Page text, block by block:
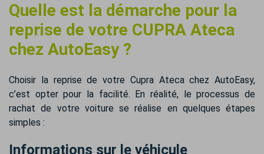
Quelle est la démarche pour la
reprise de votre CUPRA Ateca
chez AutoEasy ?
Choisir la reprise de votre Cupra Ateca chez AutoEasy,
c’est opter pour la facilité. En réalité, le processus de
rachat de votre voiture se réalise en quelques étapes
simples :
Informations sur le véhicule